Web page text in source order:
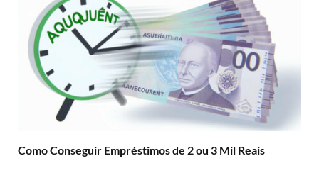
Como Conseguir Empréstimos de 2 ou 3 Mil Reais